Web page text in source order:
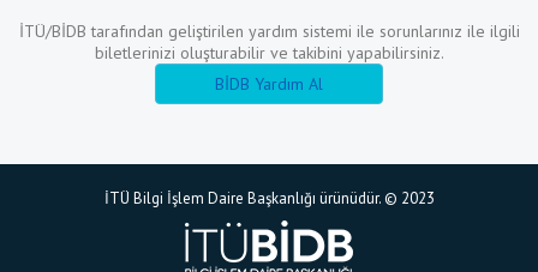
İTÜ/BİDB tarafından geliştirilen yardım sistemi ile sorunlarınız ile ilgili
biletlerinizi oluşturabilir ve takibini yapabilirsiniz.
BİDB Yardım Al
İTÜ Bilgi İşlem Daire Başkanlığı ürünüdür. © 2023